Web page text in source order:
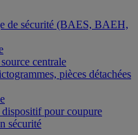
de sécurité (BAES, BAEH,
centrale
pièces détachées
pour coupure
sécurité